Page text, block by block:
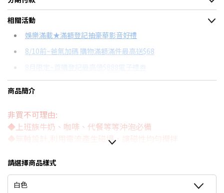
＊實際可分期數、適用利率，請以購物車顯示為主
信用卡分期
分期數
12期
24期
每期金額
$13
配合銀行/業者
18家銀行/業者
相關活動
娛樂滿載★滿額登記抽豪華影音好禮
8/10前~爸氣加碼 購物滿額滿件最高送$68
8月限定~首購登記最高領$888電子禮券
台灣大哥大Open Possible聯名卡滿額最高回饋25%
電視降到底破盤
商品簡介
非買不可理由:
◆上班族牛奶、咖啡、代餐等等沖泡必備
◆無軸設計,利用電流產生磁場，讓磁性均勻攪拌
◆雙層隔熱，隔熱防燙,內外雙層加厚，使用不燙手
◆操作簡單，一鍵即可輕鬆攪拌
◆無須插電，使用4號電池
請選擇商品樣式
白色